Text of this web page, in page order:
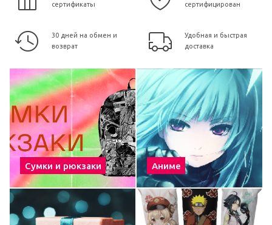
сертификаты
сертифицирован
30 дней на обмен и
возврат
Удобная и быстрая
доставка
Сумки и рюкзаки Аниме